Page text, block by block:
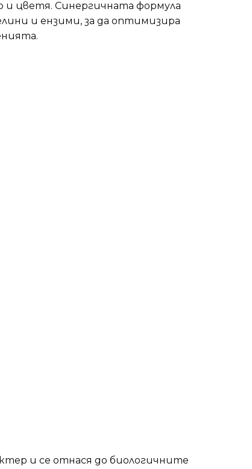
и цветя. Синергичната формула
и ензими, за да оптимизира
и се отнася до биологичните